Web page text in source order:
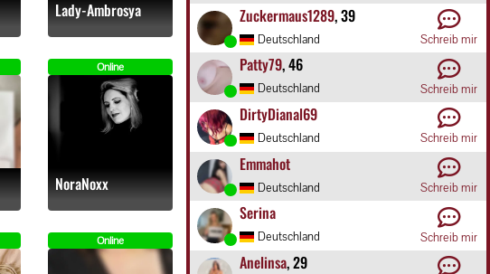
Lady-Ambrosya
Online
NoraNoxx
Online
Zuckermaus1289, 39
Deutschland Schreib mir
Patty79, 46
Deutschland Schreib mir
DirtyDianal69
Deutschland Schreib mir
Emmahot
Deutschland Schreib mir
Serina
Deutschland Schreib mir
Anelinsa, 29